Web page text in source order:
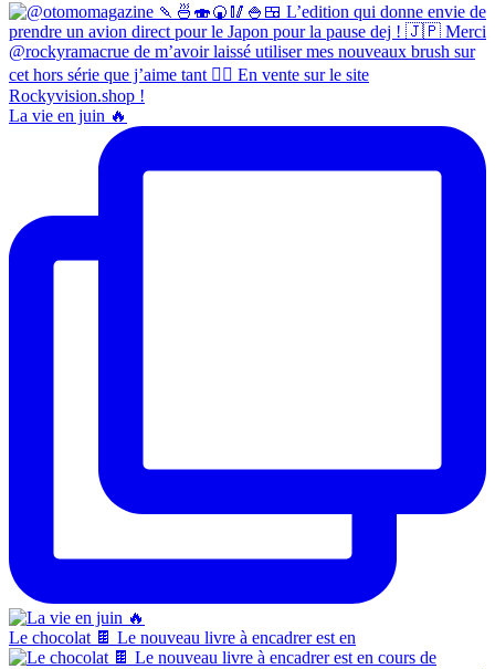
La vie en juin 🔥
Le chocolat 🍫 Le nouveau livre à encadrer est en